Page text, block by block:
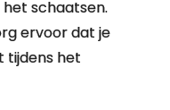
schaatsen.
ervoor dat je
tijdens het